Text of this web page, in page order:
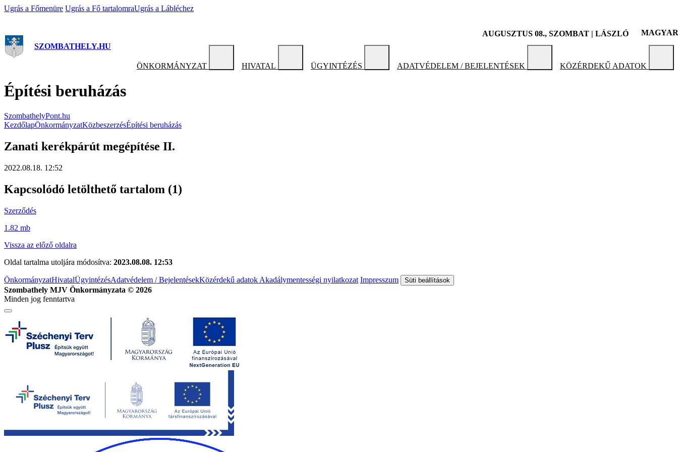
Ugrás a Főmenüre Ugrás a Fő tartalomraUgrás a Lábléchez
SZOMBATHELY.HU
AUGUSZTUS 08., SZOMBAT | LÁSZLÓ MAGYAR
ÖNKORMÁNYZAT HIVATAL ÜGYINTÉZÉS ADATVÉDELEM / BEJELENTÉSEK KÖZÉRDEKŰ ADATOK
Építési beruházás
SzombathelyPont.hu
KezdőlapÖnkormányzatKözbeszerzésÉpítési beruházás
Zanati kerékpárút megépítése II.
2022.08.18. 12:52
Kapcsolódó letölthető tartalom (1)
Szerződés
1.82 mb
Vissza az előző oldalra
Oldal tartalma utoljára módosítva: 2023.08.08. 12:53
ÖnkormányzatHivatalÜgyintézésAdatvédelem / BejelentésekKözérdekű adatok Akadálymentességi nyilatkozat Impresszum Süti beállítások
Szombathely MJV Önkormányzata © 2026
Minden jog fenntartva